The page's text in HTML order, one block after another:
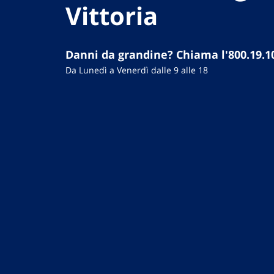
Vittoria
Danni da grandine? Chiama
Da Lunedì a Venerdì dalle 9 alle 18